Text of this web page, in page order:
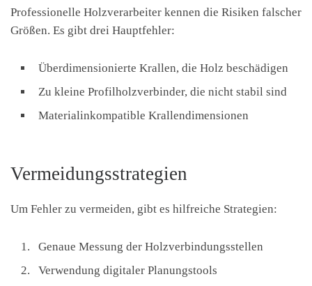
Professionelle Holzverarbeiter kennen die Risiken falscher
Größen. Es gibt drei Hauptfehler:
Überdimensionierte Krallen, die Holz beschädigen
Zu kleine Profilholzverbinder, die nicht stabil sind
Materialinkompatible Krallendimensionen
Vermeidungsstrategien
Um Fehler zu vermeiden, gibt es hilfreiche Strategien:
Genaue Messung der Holzverbindungsstellen
Verwendung digitaler Planungstools